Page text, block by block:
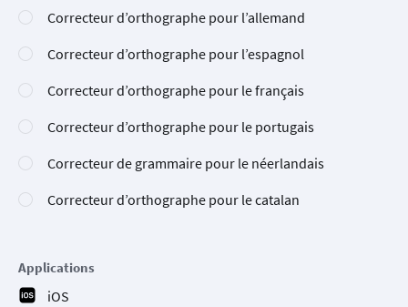
Correcteur d’orthographe pour l’allemand
Correcteur d’orthographe pour l’espagnol
Correcteur d’orthographe pour le français
Correcteur d’orthographe pour le portugais
Correcteur de grammaire pour le néerlandais
Correcteur d’orthographe pour le catalan
Applications
iOS